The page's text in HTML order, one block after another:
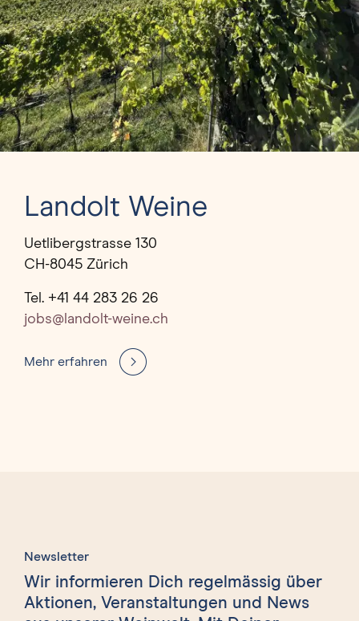
Landolt Weine
Uetlibergstrasse 130
CH-8045 Zürich
Tel. +41 44 283 26 26
jobs@landolt-weine.ch
Mehr erfahren
Newsletter
Wir informieren Dich regelmässig über
Aktionen, Veranstaltungen und News